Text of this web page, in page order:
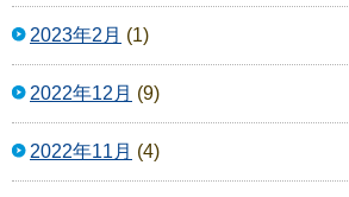
2023年2月 (1)
2022年12月 (9)
2022年11月 (4)